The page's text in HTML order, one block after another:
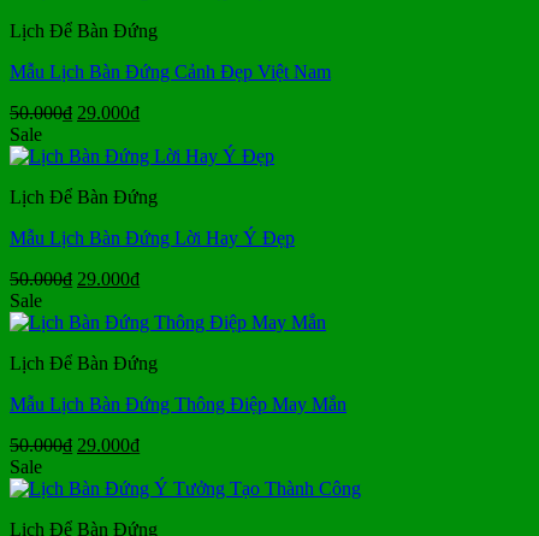
29.000₫.
Lịch Để Bàn Đứng
Mẫu Lịch Bàn Đứng Cảnh Đẹp Việt Nam
50.000₫ Giá
là:
29.000₫Giá
tại
29.000₫.
Sale
Lịch Để Bàn Đứng
Mẫu Lịch Bàn Đứng Lời Hay Ý Đẹp
50.000₫ Giá
là:
29.000₫Giá
tại
29.000₫.
Sale
Lịch Để Bàn Đứng
Mẫu Lịch Bàn Đứng Thông Điệp May Mắn
50.000₫ Giá
là:
29.000₫Giá
tại
29.000₫.
Sale
Lịch Để Bàn Đứng